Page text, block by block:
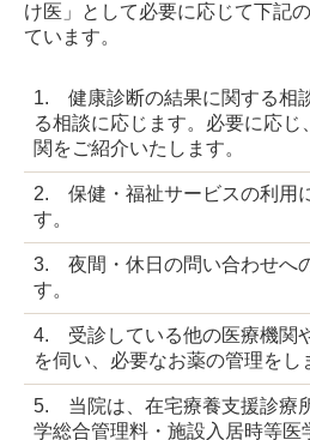
け医」として必要に応じて下記
ています。
1. 健康診断の結果に関する相
る相談に応じます。必要に応
関をご紹介いたします。
2. 保健・福祉サービスの利用
す。
3. 夜間・休日の問い合わせへ
す。
4. 受診している他の医療機関
を伺い、必要なお薬の管理をし
5. 当院は、在宅療養支援診療
学総合管理料・施設入居時等医